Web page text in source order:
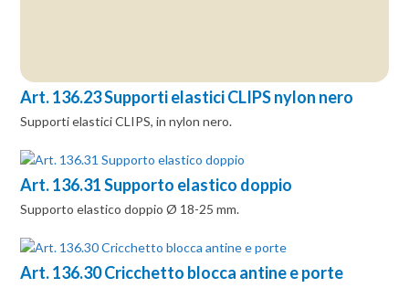
Art. 136.23 Supporti elastici CLIPS nylon nero
Supporti elastici CLIPS, in nylon nero.
Art. 136.31 Supporto elastico doppio
Supporto elastico doppio Ø 18-25 mm.
Art. 136.30 Cricchetto blocca antine e porte